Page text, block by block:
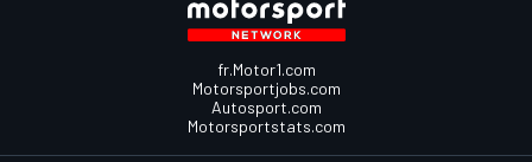
fr.Motor1.com
Motorsportjobs.com
Autosport.com
Motorsportstats.com